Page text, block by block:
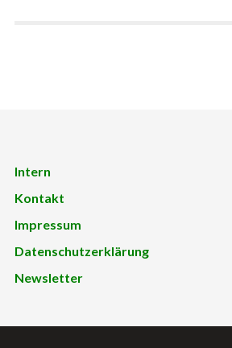
Intern
Kontakt
Impressum
Datenschutzerklärung
Newsletter